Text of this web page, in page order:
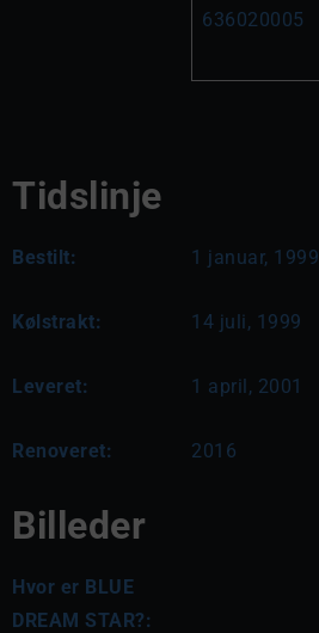
636020005
Tidslinje
Bestilt: 1 januar, 1999
Kølstrakt: 14 juli, 1999
Leveret: 1 april, 2001
Renoveret: 2016
Billeder
Hvor er BLUE
DREAM STAR?: